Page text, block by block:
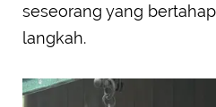
seseorang yang
langkah.